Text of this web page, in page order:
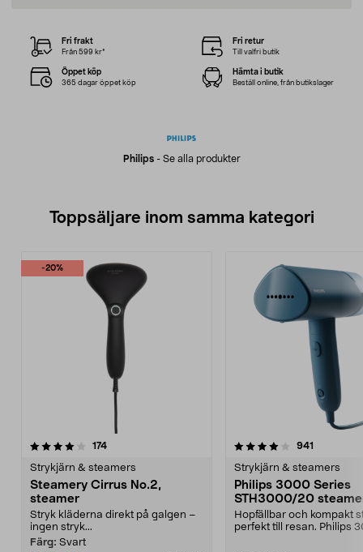
Philips- Se alla produkter
Fri frakt
Från 599 kr*
Fri retur
Till valfri butik
Öppet köp
365 dagar öppet köp
Hämta i butik
Beställ online, från butikslager
Toppsäljare inom samma kategori
-20%
174recensioner
Strykjärn & steamers
Steamery Cirrus No.2,
steamer
Stryk kläderna direkt på galgen –
ingen stryk...
Färg: Svart
4.0 av 5 stjärnor 941
Strykjärn & steamers
Philips 3000 Series
STH3000/20
Hopfällbar och kompakt
perfekt till resan. Philips
4.0 av 5 stjärnor